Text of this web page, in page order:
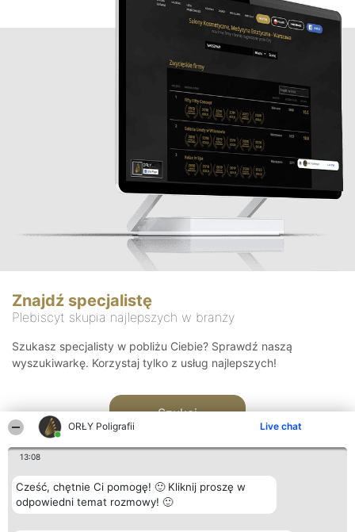
ORŁY Poligrafii Live chat
13:08
Cześć, chętnie Ci pomogę! 🙂 Kliknij proszę w
odpowiedni temat rozmowy! 🙂
Znajdź specjalistę
Plebiscyt skupia najlepszych w branży
Szukasz specjalisty w pobliżu Ciebie? Sprawdź naszą
wyszukiwarkę. Korzystaj tylko z usług najlepszych!
Szukaj
Organizator plebiscytu Plebiscyt Kontakt